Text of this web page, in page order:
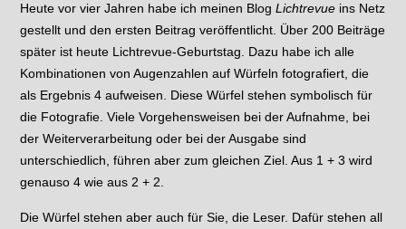
Heute vor vier Jahren habe ich meinen BlogLichtrevue ins Netz
gestellt und den ersten Beitrag veröffentlicht. Über 200 Beiträge
später ist heute Lichtrevue-Geburtstag. Dazu habe ich alle
Kombinationen von Augenzahlen auf Würfeln fotografiert, die
als Ergebnis 4 aufweisen. Diese Würfel stehen symbolisch für
die Fotografie. Viele Vorgehensweisen bei der Aufnahme, bei
der Weiterverarbeitung oder bei der Ausgabe sind
unterschiedlich, führen aber zum gleichen Ziel. Aus 1 + 3 wird
genauso 4 wie aus 2 + 2.
Die Würfel stehen aber auch für Sie, die Leser. Dafür stehen all